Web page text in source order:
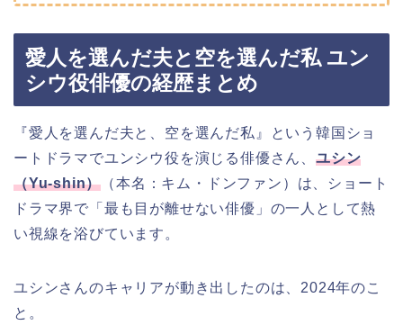
愛人を選んだ夫と空を選んだ私 ユン
シウ役俳優の経歴まとめ
『愛人を選んだ夫と、空を選んだ私』という韓国ショ
ートドラマでユンシウ役を演じる俳優さん、ユシン
（Yu-shin） （本名：キム・ドンファン）は、ショート
ドラマ界で「最も目が離せない俳優」の一人として熱
い視線を浴びています。
ユシンさんのキャリアが動き出したのは、2024年のこ
と。